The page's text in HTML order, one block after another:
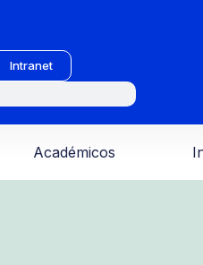
Intranet
Académicos